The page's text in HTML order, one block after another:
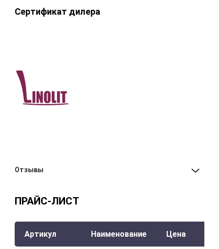
Сертификат дилера
Отзывы
ПРАЙС-ЛИСТ
Артикул Наименование Цена